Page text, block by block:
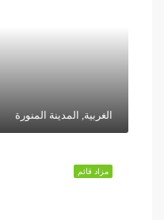
الغربية, المدينة المنورة
مزاد قائم